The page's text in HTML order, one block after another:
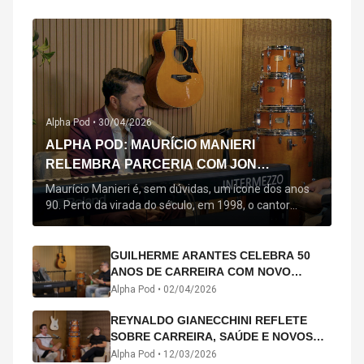
Alpha Pod • 30/04/2026
ALPHA POD: MAURÍCIO MANIERI
RELEMBRA PARCERIA COM JON
SECADA, ORIGEM DE "BEM QUERER" E
MAIS
Maurício Manieri é, sem dúvidas, um ícone dos anos
90. Perto da virada do século, em 1998, o cantor
estreou oficialmente com o seu primeiro disco, "A
acompanham até hoje, quase trinta anos mais tarde:
"Bem Querer" e "Minha Menina". Em 2026, o astro
segue com o […]
GUILHERME ARANTES CELEBRA 50
ANOS DE CARREIRA COM NOVO
ÁLBUM INTERDIMENSIONAL E TURNÊ
Alpha Pod • 02/04/2026
REYNALDO GIANECCHINI REFLETE
SOBRE CARREIRA, SAÚDE E NOVOS
CAMINHOS ARTÍSTICOS NO ALPHA
Alpha Pod • 12/03/2026